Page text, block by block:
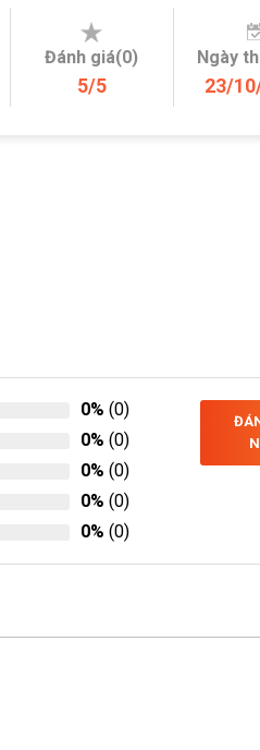
Đánh giá(0)
5/5
Ngày
23/
0% (0)
0% (0)
0% (0)
0% (0)
0% (0)